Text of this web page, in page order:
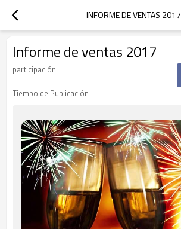
INFORME DE VENTAS 2017
Informe de ventas 2017
participación
Tiempo de Publicación